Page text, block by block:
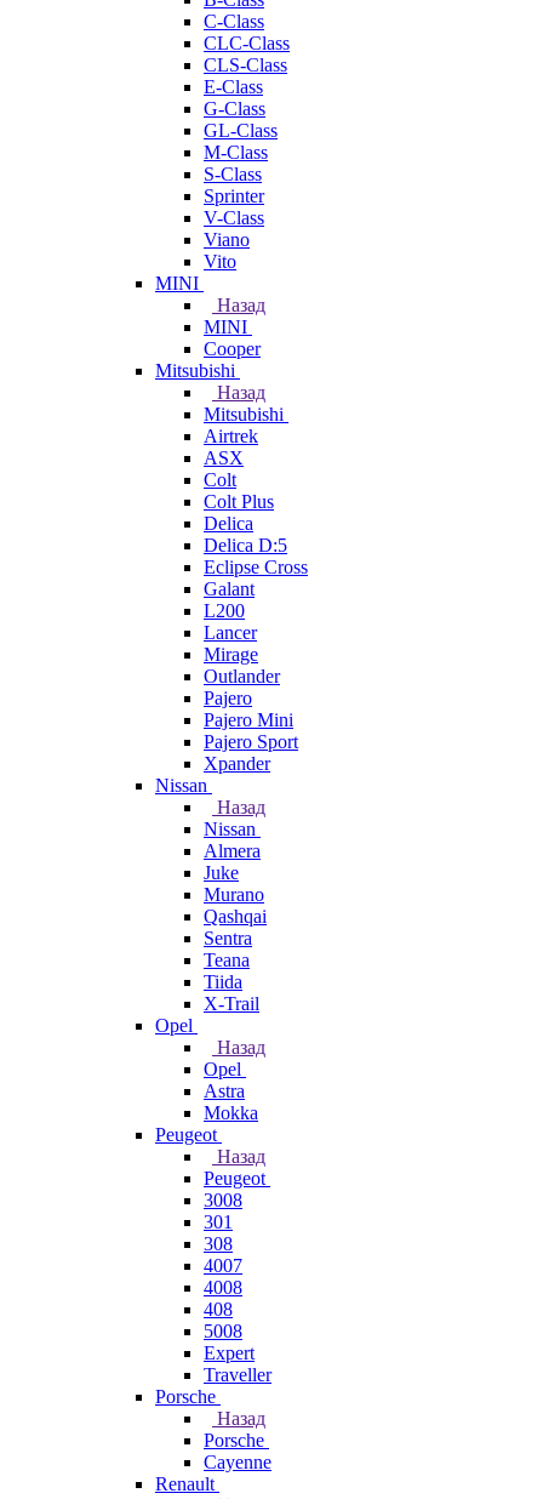
C-Class
CLC-Class
CLS-Class
E-Class
G-Class
GL-Class
M-Class
S-Class
Sprinter
V-Class
Viano
Vito
MINI
Назад
MINI
Cooper
Mitsubishi
Назад
Mitsubishi
Airtrek
ASX
Colt
Colt Plus
Delica
Delica D:5
Eclipse Cross
Galant
L200
Lancer
Mirage
Outlander
Pajero
Pajero Mini
Pajero Sport
Xpander
Nissan
Назад
Nissan
Almera
Juke
Murano
Qashqai
Sentra
Teana
Tiida
X-Trail
Opel
Назад
Opel
Astra
Mokka
Peugeot
Назад
Peugeot
3008
301
308
4007
4008
408
5008
Expert
Traveller
Porsche
Назад
Porsche
Cayenne
Renault